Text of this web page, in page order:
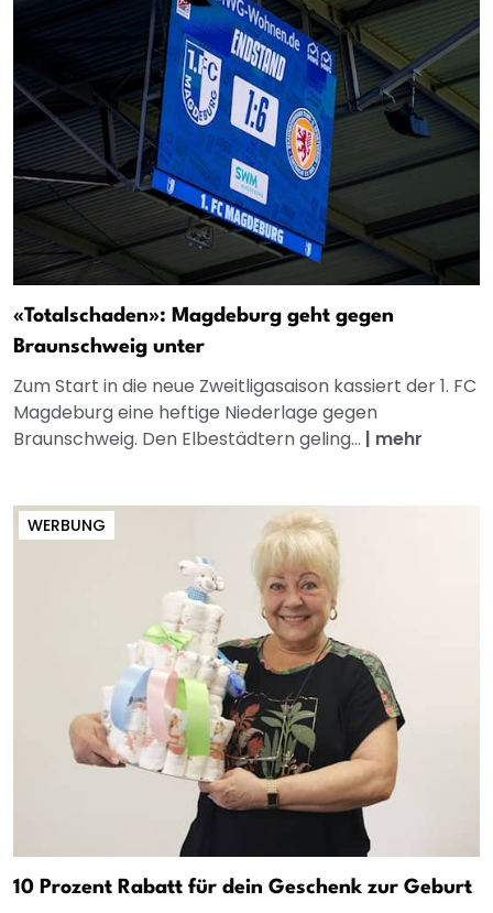
«Totalschaden»: Magdeburg geht gegen
Braunschweig unter
Zum Start in die neue Zweitligasaison kassiert der 1. FC
Magdeburg eine heftige Niederlage gegen
Braunschweig. Den Elbestädtern geling... | mehr
WERBUNG
10 Prozent Rabatt für dein Geschenk zur Geburt